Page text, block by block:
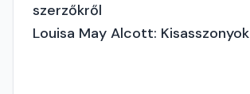
szerzőkről
Louisa May Alcott: Kisasszonyok